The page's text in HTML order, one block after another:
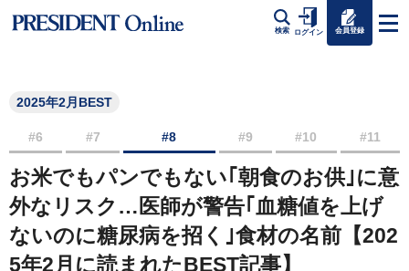
検索 ログイン 会員登録
2025年2月BEST
#6 #7 #8 #9 #10 #11
お米でもパンでもない｢朝食のお供｣に意
外なリスク…医師が警告｢血糖値を上げ
ないのに糖尿病を招く｣食材の名前【202
5年2月に読まれたBEST記事】